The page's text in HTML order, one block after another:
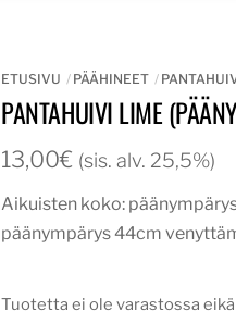
ETUSIVU PÄÄHINEET
PANTAHUIVI LIME
13,00€ (sis. alv. 25,5%)
Aikuisten koko:
päänympärys 44cm
Tuotetta ei ole varastossa